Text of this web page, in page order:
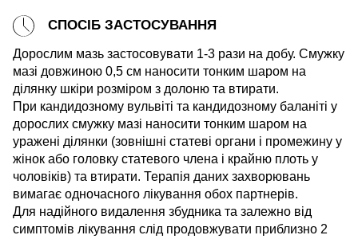
СПОСІБ ЗАСТОСУВАННЯ
Дорослим мазь застосовувати 1-3 рази на добу. Смужку
мазі довжиною 0,5 см наносити тонким шаром на
ділянку шкіри розміром з долоню та втирати.
При кандидозному вульвіті та кандидозному баланіті у
дорослих смужку мазі наносити тонким шаром на
уражені ділянки (зовнішні статеві органи і промежину у
жінок або головку статевого члена і крайню плоть у
чоловіків) та втирати. Терапія даних захворювань
вимагає одночасного лікування обох партнерів.
Для надійного видалення збудника та залежно від
симптомів лікування слід продовжувати приблизно 2